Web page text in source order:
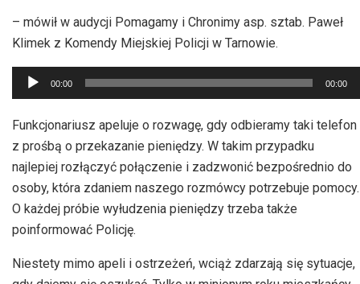
– mówił w audycji Pomagamy i Chronimy asp. sztab. Paweł
Klimek z Komendy Miejskiej Policji w Tarnowie.
Odtwarzacz
plików
dźwiękowych
00:00 00:00
Funkcjonariusz apeluje o rozwagę, gdy odbieramy taki telefon
z prośbą o przekazanie pieniędzy. W takim przypadku
najlepiej rozłączyć połączenie i zadzwonić bezpośrednio do
osoby, która zdaniem naszego rozmówcy potrzebuje pomocy.
O każdej próbie wyłudzenia pieniędzy trzeba także
poinformować Policję.
Niestety mimo apeli i ostrzeżeń, wciąż zdarzają się sytuacje,